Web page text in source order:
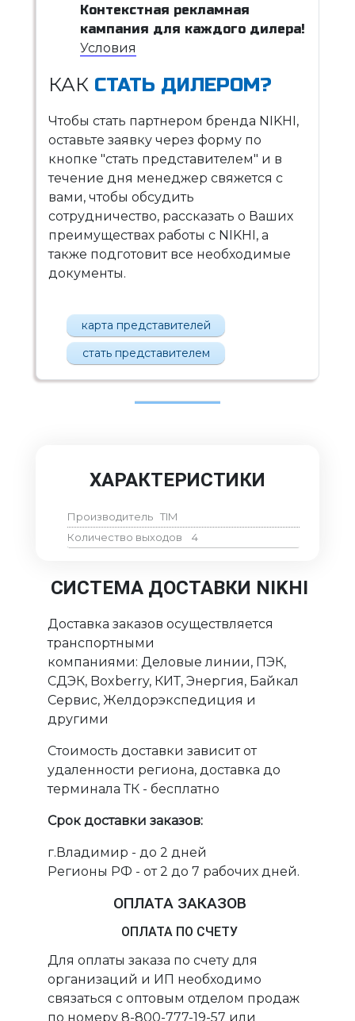
Контекстная рекламная
кампания для каждого дилера!
Условия
КАК СТАТЬ ДИЛЕРОМ?
Чтобы стать партнером бренда NIKHI,
оставьте заявку через форму по
кнопке "стать представителем" и в
течение дня менеджер свяжется с
вами, чтобы обсудить
сотрудничество, рассказать о Ваших
преимуществах работы с NIKHI, а
также подготовит все необходимые
документы.
карта представителей
стать представителем
ХАРАКТЕРИСТИКИ
Производитель TIM
Количество выходов
4
СИСТЕМА ДОСТАВКИ NIKHI
Доставка заказов осуществляется
транспортными
компаниями: Деловые линии, ПЭК,
СДЭК, Boxberry, КИТ, Энергия, Байкал
Сервис, Желдорэкспедиция и
другими
Стоимость доставки зависит от
удаленности региона, доставка до
терминала ТК - бесплатно
Срок доставки заказов:
г.Владимир - до 2 дней
Регионы РФ - от 2 до 7 рабочих дней.
ОПЛАТА ЗАКАЗОВ
ОПЛАТА ПО СЧЕТУ
Для оплаты заказа по счету для
организаций и ИП необходимо
связаться с оптовым отделом продаж
по номеру 8-800-777-19-57 или